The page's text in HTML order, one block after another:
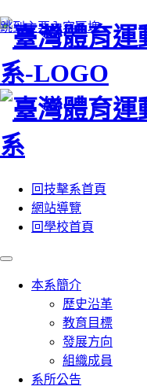
跳到主要內容區塊
:::
回技擊系首頁
網站導覽
回學校首頁
本系簡介
歷史沿革
教育目標
發展方向
組織成員
系所公告